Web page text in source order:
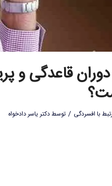
قاعدگی و
با افسردگی / توسطدکتر یاسر دادخواه